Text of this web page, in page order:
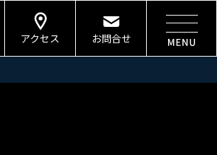
アクセス お問合せ